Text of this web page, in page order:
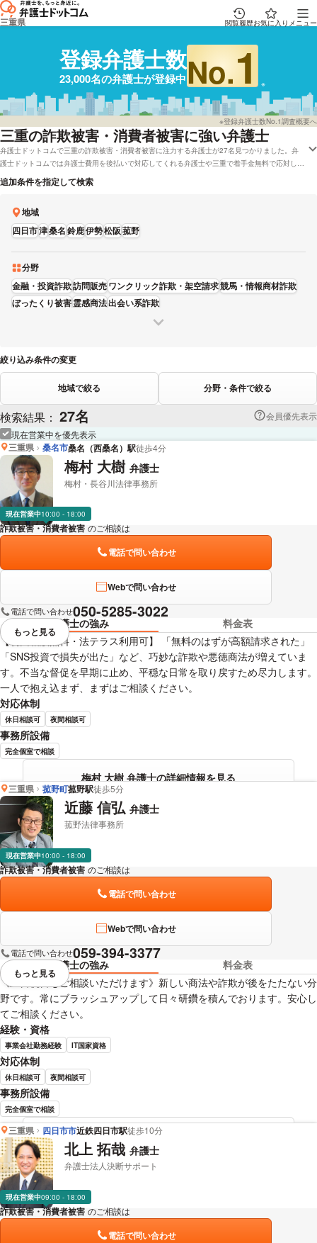
三重県 閲覧履歴お気に入り メニュー
登録弁護士数
23,000名の弁護士が登録中No.1
※登録弁護士数No.1調査概要へ
三重の詐欺被害・消費者被害に強い弁護士
弁護士ドットコムで三重の詐欺被害・消費者被害に注力する弁護士が27名見つかりました。弁
護士ドットコムでは弁護士費用を後払いで対応してくれる弁護士や三重で着手金無料で応対して
いる弁護士といった様々な希望の条件で探すことができます。具体的には「詐欺被害・消費者被
害が得意な弁護士や評判が良い弁護士の選び方などの情報はほとんど調査したけど、三重周辺の
には「消費者問題は,迅速に動くことが,騙されたお金を取り戻すためにとても大事になってきま
す。」とおっしゃる方もいます。詐欺被害・消費者被害で弁護士を探している方は本サイトに登
録する弁護士から、能力や男性・女性などの性別などの条件を考慮して、自分に合った弁護士に
相談をしてみることをおすすめします。
追加条件を指定して検索
地域
四日市津桑名鈴鹿伊勢松阪菰野
分野
金融・投資詐欺訪問販売ワンクリック詐欺・架空請求競馬・情報商材詐欺
ぼったくり被害霊感商法出会い系詐欺
絞り込み条件の変更
地域で絞る 分野・条件で絞る
検索結果： 27名
会員優先表示
現在営業中を優先表示
三重県 桑名市桑名（西桑名）駅徒歩4分
梅村 大樹 弁護士
梅村・長谷川法律事務所
現在営業中10:00 - 18:00
詐欺被害・消費者被害 のご相談は
電話で問い合わせ
Webで問い合わせ
電話で問い合わせ050-5285-3022
弁護士の強み
料金表
【初回相談無料・法テラス利用可】 「無料のはずが高額請求された」
「SNS投資で損失が出た」など、巧妙な詐欺や悪徳商法が増えていま
す。不当な督促を早期に止め、平穏な日常を取り戻すため尽力します。
一人で抱え込まず、まずはご相談ください。
対応体制
休日相談可 夜間相談可
事務所設備
完全個室で相談
梅村 大樹 弁護士の詳細情報を見る
視覚的に省略されている要素を
もっと見る
三重県 菰野町菰野駅徒歩5分
近藤 信弘 弁護士
菰野法律事務所
現在営業中10:00 - 18:00
詐欺被害・消費者被害 のご相談は
電話で問い合わせ
Webで問い合わせ
電話で問い合わせ059-394-3377
弁護士の強み
料金表
《土日祝日もご相談いただけます》新しい商法や詐欺が後をたたない分
野です。常にブラッシュアップして日々研鑽を積んでおります。安心し
てご相談ください。
経験・資格
事業会社勤務経験 IT国家資格
対応体制
休日相談可 夜間相談可
事務所設備
完全個室で相談
近藤 信弘 弁護士の詳細情報を見る
視覚的に省略されている要素を
もっと見る
三重県 四日市市近鉄四日市駅徒歩10分
北上 拓哉 弁護士
弁護士法人決断サポート
現在営業中09:00 - 18:00
詐欺被害・消費者被害 のご相談は
電話で問い合わせ